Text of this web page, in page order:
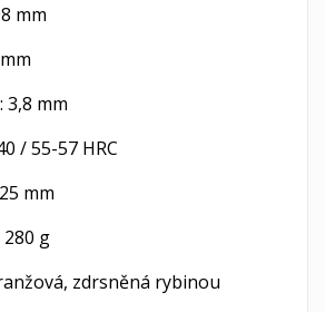
mm
3,8 mm
/ 55-57 HRC
mm
g
zdrsněná rybinou